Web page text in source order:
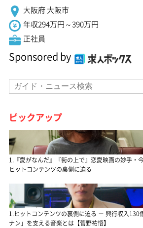
大阪府 大阪市
年収294万円～390万円
正社員
Sponsored by
ピックアップ
1.『愛がなんだ』『街の上で』恋愛映画の妙手・
ヒットコンテンツの裏側に迫る
1.ヒットコンテンツの裏側に迫る － 興行収入130
ナン」を支える音楽とは【菅野祐悟】